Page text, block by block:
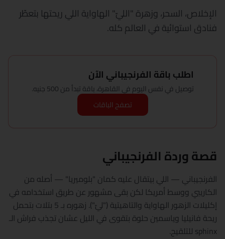
الإخلاص، السحر، وزهرة "الليّ" الهاواية اللي ريحتها بتعطّر
فنادق استوائية في العالم كله.
اطلب باقة الفرنجيباني الآن
توصيل في نفس اليوم في القاهرة، باقة تبدأ من 500 جنيه.
تصفح الباقات
قصة وردة الفرنجيباني
الفرنجيباني — اللي بيتقال عليه كمان "بلوميريا" — أصله من
الكاريبي ووسط أمريكا لكن بقى مشهور عن طريق استخدامه في
إكليلات الزهور الهاواية والتاهيتية ("ليّ"). زهوره بـ 5 بتلات بتحمل
ريحة فانيليا وياسمين حلوة بتقوى في الليل عشان تجذب فراش الـ
sphinx للتلقيح.